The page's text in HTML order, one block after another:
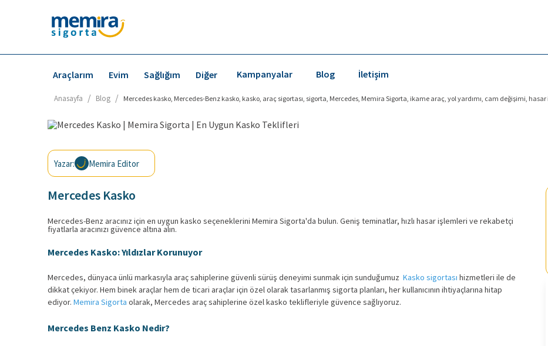
Araçlarım Evim Sağlığım Diğer Kampanyalar Blog İletişim
Anasayfa / Blog / Mercedes kasko, Mercedes-Benz kasko, kasko, araç sigortası, sigorta, Mercedes, Memira Sigorta, ikame araç, yol yardımı, cam değişimi,
Yazar: Memira Editor
Mercedes Kasko
Mercedes-Benz aracınız için en uygun kasko seçeneklerini Memira Sigorta'da bulun. Geniş teminatlar, hızlı hasar işlemleri ve rekabetçi
fiyatlarla aracınızı güvence altına alın.
Mercedes Kasko: Yıldızlar Korunuyor
Mercedes, dünyaca ünlü markasıyla araç sahiplerine güvenli sürüş deneyimi sunmak için sunduğumuz Kasko sigortası hizmetleri ile de
dikkat çekiyor. Hem binek araçlar hem de ticari araçlar için özel olarak tasarlanmış sigorta planları, her kullanıcının ihtiyaçlarına hitap
ediyor. Memira Sigorta olarak, Mercedes araç sahiplerine özel kasko teklifleriyle güvence sağlıyoruz.
Mercedes Benz Kasko Nedir?